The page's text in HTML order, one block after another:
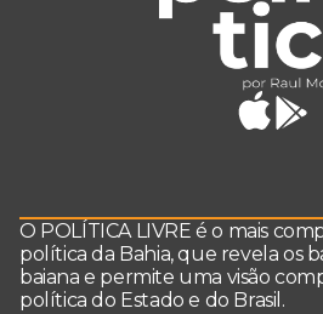
O POLÍTICA LIVRE é o mais
política da Bahia, que revela os
baiana e permite uma visão
política do Estado e do Brasil.